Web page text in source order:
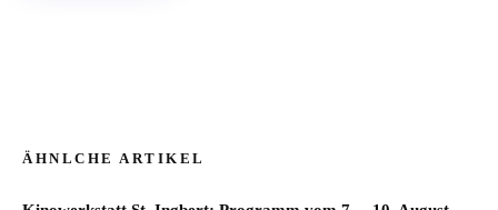
ÄHNLCHE ARTIKEL